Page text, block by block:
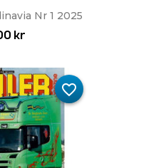
Nr 1 2025
kr
favorite_border